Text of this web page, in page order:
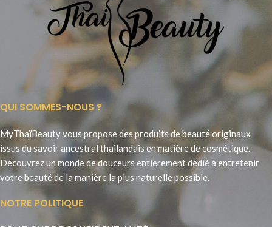
QUI SOMMES-NOUS ?
MyThaïBeauty vous propose des produits de beauté originaux
issus du savoir ancestral thailandais en matière de cosmétique.
Découvrez un monde de douceurs entierement dédié à entretenir
votre beauté de la manière la plus naturelle possible.
NOTRE POLITIQUE